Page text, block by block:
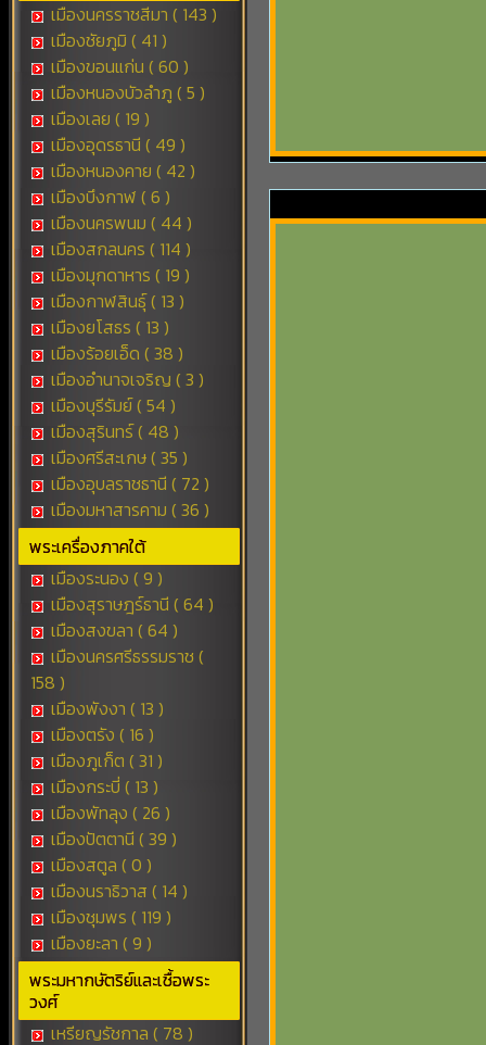
เมืองนครราชสีมา ( 143 )
เมืองชัยภูมิ ( 41 )
เมืองขอนแก่น ( 60 )
เมืองหนองบัวลำภู ( 5 )
เมืองเลย ( 19 )
เมืองอุดรธานี ( 49 )
เมืองหนองคาย ( 42 )
เมืองบึงกาฬ ( 6 )
เมืองนครพนม ( 44 )
เมืองสกลนคร ( 114 )
เมืองมุกดาหาร ( 19 )
เมืองกาฬสินธุ์ ( 13 )
เมืองยโสธร ( 13 )
เมืองร้อยเอ็ด ( 38 )
เมืองอำนาจเจริญ ( 3 )
เมืองบุรีรัมย์ ( 54 )
เมืองสุรินทร์ ( 48 )
เมืองศรีสะเกษ ( 35 )
เมืองอุบลราชธานี ( 72 )
เมืองมหาสารคาม ( 36 )
พระเครื่องภาคใต้
เมืองระนอง ( 9 )
เมืองสุราษฎร์ธานี ( 64 )
เมืองสงขลา ( 64 )
เมืองนครศรีธรรมราช (
158 )
เมืองพังงา ( 13 )
เมืองตรัง ( 16 )
เมืองภูเก็ต ( 31 )
เมืองกระบี่ ( 13 )
เมืองพัทลุง ( 26 )
เมืองปัตตานี ( 39 )
เมืองสตูล ( 0 )
เมืองนราธิวาส ( 14 )
เมืองชุมพร ( 119 )
เมืองยะลา ( 9 )
พระมหากษัตริย์และเชื้อพระ
วงศ์
เหรียญรัชกาล ( 78 )